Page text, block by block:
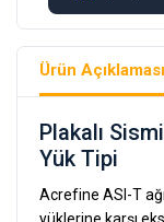
Ürün Açıklaması
Plakalı
Yük Tipi
Acrefine ASI-T